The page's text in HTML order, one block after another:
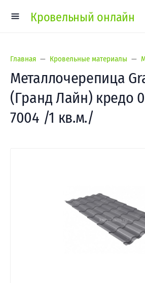
Кровельный онлайн
Главная Кровельные материалы
Металлочерепица
(Гранд Лайн) кредо
7004 /1 кв.м./